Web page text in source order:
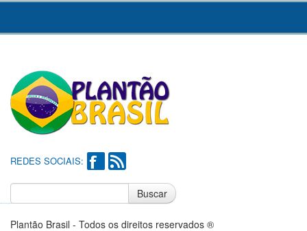
REDES SOCIAIS:
Buscar
Plantão Brasil - Todos os direitos reservados ®